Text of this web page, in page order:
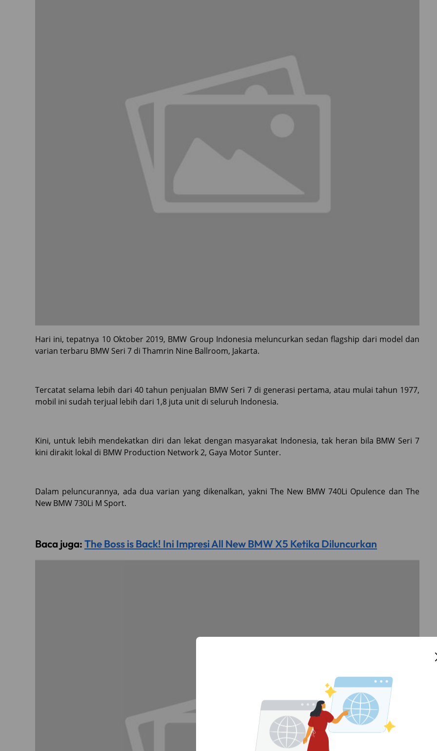
Hari ini, tepatnya 10 Oktober 2019, BMW Group Indonesia meluncurkan sedan flagship dari model dan
varian terbaru BMW Seri 7 di Thamrin Nine Ballroom, Jakarta.
Tercatat selama lebih dari 40 tahun penjualan BMW Seri 7 di generasi pertama, atau mulai tahun 1977,
mobil ini sudah terjual lebih dari 1,8 juta unit di seluruh Indonesia.
Kini, untuk lebih mendekatkan diri dan lekat dengan masyarakat Indonesia, tak heran bila BMW Seri 7
kini dirakit lokal di BMW Production Network 2, Gaya Motor Sunter.
Dalam peluncurannya, ada dua varian yang dikenalkan, yakni The New BMW 740Li Opulence dan The
New BMW 730Li M Sport.
Baca juga:The Boss is Back! Ini Impresi All New BMW X5 Ketika Diluncurkan